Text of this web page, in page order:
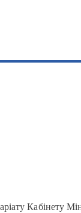
Кабінету